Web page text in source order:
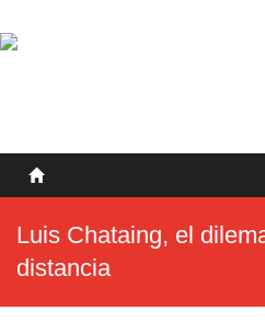
SOBRE NOSOTROS
Luis Chataing, el
distancia